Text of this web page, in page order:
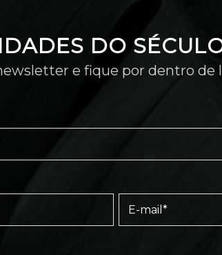
DO
e fique por dentro de